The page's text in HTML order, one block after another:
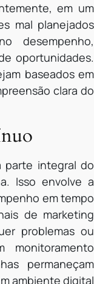
em um
mal planejados
desempenho,
oportunidades.
baseados em
clara do
parte integral do
Isso envolve a
em tempo
de marketing
problemas ou
monitoramento
permaneçam
ambiente digital